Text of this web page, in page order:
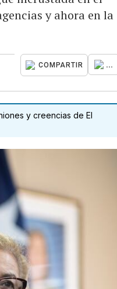
y ahora en la
COMPARTIR ...
y creencias de El